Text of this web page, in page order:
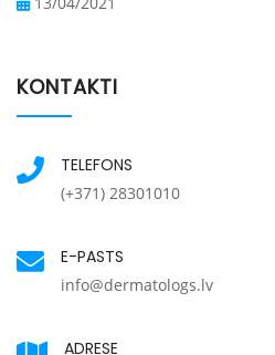
KONTAKTI
TELEFONS
(+371) 28301010
E-PASTS
info@dermatologs.lv
ADRESE